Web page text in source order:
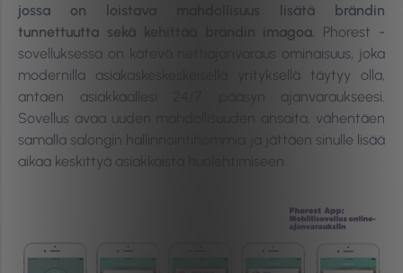
jossa on loistava mahdollisuus lisätä brändin
tunnettuutta sekä kehittää brändin imagoa. Phorest -
sovelluksessa on kätevä nettiajanvaraus ominaisuus, joka
modernilla asiakaskeskeskeisellä yrityksellä täytyy olla,
antaen asiakkaallesi 24/7 pääsyn ajanvaraukseesi.
Sovellus avaa uuden mahdollisuuden ansaita, vähentäen
samalla salongin hallinnointihommia ja jättäen sinulle lisää
aikaa keskittyä asiakkaista huolehtimiseen